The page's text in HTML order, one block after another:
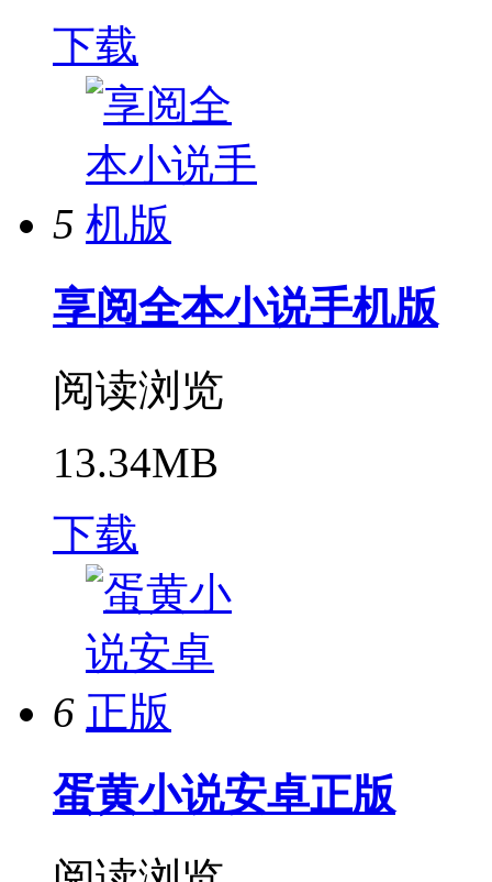
下载
5
享阅全本小说手机版
阅读浏览
13.34MB
下载
6
蛋黄小说安卓正版